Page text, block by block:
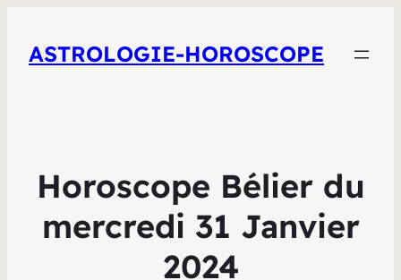
ASTROLOGIE-HOROSCOPE
Horoscope Bélier du
mercredi 31 Janvier
2024